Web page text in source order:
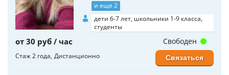
и еще 2
дети 6-7 лет, школьники 1-9 класса,
студенты
от 30 руб / час
Стаж 2 года Дистанционно
Свободен
Связаться